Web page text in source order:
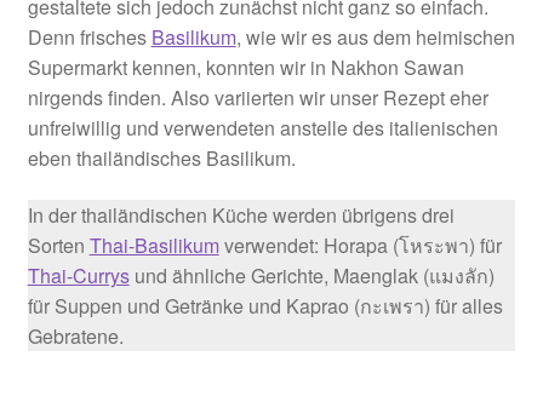
gestaltete sich jedoch zunächst nicht ganz so einfach.
Denn frisches Basilikum, wie wir es aus dem heimischen
Supermarkt kennen, konnten wir in Nakhon Sawan
nirgends finden. Also variierten wir unser Rezept eher
unfreiwillig und verwendeten anstelle des italienischen
eben thailändisches Basilikum.
In der thailändischen Küche werden übrigens drei
Sorten Thai-Basilikumverwendet: Horapa (โหระพา) für
Thai-Currysund ähnliche Gerichte, Maenglak (แมงลัก)
für Suppen und Getränke und Kaprao (กะเพรา) für alles
Gebratene.